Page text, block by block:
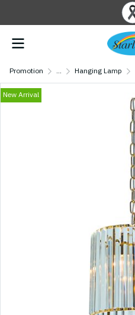
Promotion ... Hanging Lamp
New Arrival